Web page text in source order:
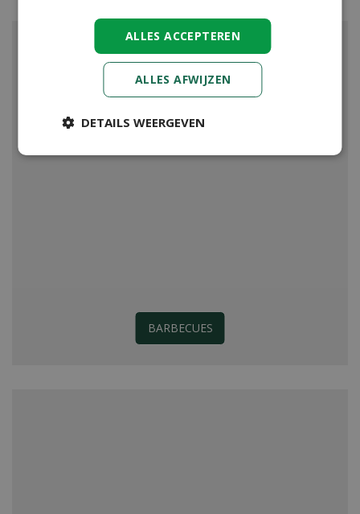
BARBECUES
ALLES ACCEPTEREN
ALLES AFWIJZEN
DETAILS WEERGEVEN